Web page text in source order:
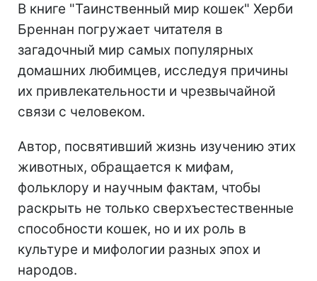
В книге "Таинственный мир кошек" Херби
Бреннан погружает читателя в
загадочный мир самых популярных
домашних любимцев, исследуя причины
их привлекательности и чрезвычайной
связи с человеком.
Автор, посвятивший жизнь изучению этих
животных, обращается к мифам,
фольклору и научным фактам, чтобы
раскрыть не только сверхъестественные
способности кошек, но и их роль в
культуре и мифологии разных эпох и
народов.